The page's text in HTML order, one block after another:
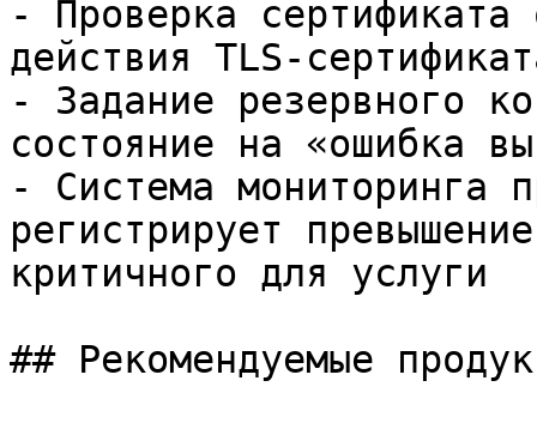
- Проверка
действия
- Задание резервного
состояние на «ошибка
- Система мониторинга
регистрирует
критичного для услуги
## Рекомендуемые